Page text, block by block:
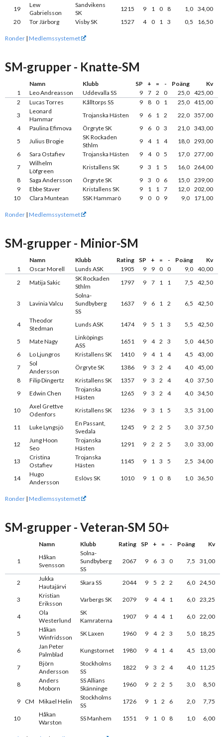
19
Lew
Gabrielsson
Sandvikens
SK
1215 9 1 0 8 1,0 34,00
20
Tor Järborg Visby SK 1527 4 0 1 3 0,5 16,50
Ronder | Medlemssystemet
SM-grupper - Knatte-SM
Namn Klubb SP + = - Poäng
Kv
1
Leo Andreasson Uddevalla SS 9 7 2 0 25,0 425,00
2
Lucas Torres Kålltorps SS 9 8 0 1 25,0 415,00
3
Leonard
Hammar
Trojanska Hästen 9 6 1 2 22,0 357,00
4
Paulina Efimova Örgryte SK 9 6 0 3 21,0 343,00
5
Julius Brogie
SK Rockaden
Sthlm
9 4 1 4 18,0 293,00
6
Sara Ostafiev Trojanska Hästen 9 4 0 5 17,0 277,00
7
Wilhelm
Löfgreen
Kristallens SK 9 3 1 5 16,0 264,00
8
Saga Andersson Örgryte SK 9 3 0 6 15,0 239,00
9
Ebbe Staver Kristallens SK 9 1 1 7 12,0 202,00
10
Clara Muntean SSK Hammarö 9 0 0 9 9,0 171,00
Ronder | Medlemssystemet
SM-grupper - Minior-SM
Namn Klubb Rating SP + = - Poäng
Kv
1
Oscar Morell Lunds ASK 1905 9 9 0 0 9,0 40,00
2
Matija Sakic
SK Rockaden
Sthlm
1797 9 7 1 1 7,5 42,50
3 Lavinia Valcu
Solna-
Sundbyberg
SS
1637 9 6 1 2 6,5 42,50
4
Theodor
Stedman
Lunds ASK 1474 9 5 1 3 5,5 42,50
5 Mate Nagy
Linköpings
ASS
1651 9 4 2 3 5,0 44,50
6
Lo Ljungros Kristallens SK 1410 9 4 1 4 4,5
43,00
7
Sol
Andersson
Örgryte SK 1386 9 3 2 4 4,0 45,00
8
Filip Dingertz Kristallens SK 1357 9 3 2 4 4,0 37,50
9
Edwin Chen
Trojanska
Hästen
1265 9 3 2 4 4,0 34,50
10
Axel Grettve
Odenfors
Kristallens SK 1236 9 3 1 5 3,5 31,00
11 Luke Lyngsjö
En Passant,
Svedala
1245 9 2 2 5 3,0 37,50
12
Jung Hoon
Seo
Trojanska
Hästen
1291 9 2 2 5 3,0 33,00
13
Cristina
Ostafiev
Trojanska
Hästen
1145 9 1 3 5 2,5 34,00
14
Hugo
Andersson
Eslövs SK 1010 9 1 0 8 1,0 36,50
Ronder | Medlemssystemet
SM-grupper - Veteran-SM 50+
Namn Klubb Rating SP + = - Poäng Kv
1
Håkan
Svensson
Solna-
Sundbyberg
SS
2067 9 6 3 0 7,5 31,00
2
Jukka
Hautajärvi
Skara SS 2044 9 5 2 2 6,0 24,50
3
Kristian
Eriksson
Varbergs SK 2079 9 4 4 1 6,0 23,25
4
Ola
Westerlund
SK
Kamraterna
1907 9 4 4 1 6,0 22,00
5
Håkan
Winfridsson
SK Laxen 1960 9 4 2 3 5,0 18,25
6
Jan Peter
Palmblad
Kungstornet 1980 9 4 1 4 4,5 13,00
7
Björn
Andersson
Stockholms
SS
1822 9 3 2 4 4,0 11,25
8
Anders
Moborn
SS Allians
Skänninge
1960 9 2 2 5 3,0 8,50
9 CM Mikael Helin
Stockholms
SS
1726 9 1 2 6 2,0 7,75
10
Håkan
Warston
SS Manhem 1551 9 1 0 8 1,0 6,00